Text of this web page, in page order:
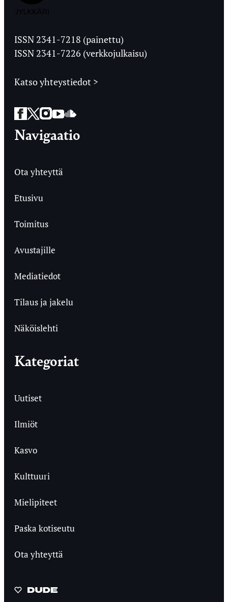
Ylioppilaslehti
ISSN 2341-7218 (painettu)
ISSN 2341-7226 (verkkojulkaisu)
Katso yhteystiedot >
Facebook
Twitter
Instagram
YouTube
SoundCloud
Navigaatio
Ota yhteyttä
Etusivu
Toimitus
Avustajille
Mediatiedot
Tilaus ja jakelu
Näköislehti
Kategoriat
Uutiset
Ilmiöt
Kasvo
Kulttuuri
Mielipiteet
Paska kotiseutu
Ota yhteyttä